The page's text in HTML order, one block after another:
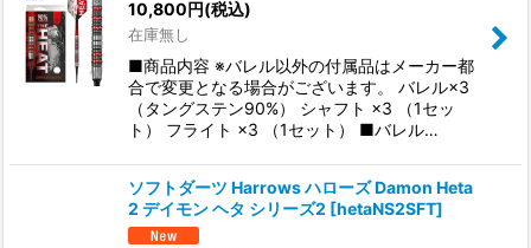
10,800円(税込)
在庫無し
■商品内容 ※バレル以外の付属品はメーカー都
合で変更となる場合がございます。 バレル×3
（タングステン90%） シャフト ×3 （1セッ
ト） フライト ×3 （1セット） ■バレル…
ソフトダーツ Harrows ハローズ Damon Heta
2 デイモン ヘタ シリーズ2 [hetaNS2SFT]